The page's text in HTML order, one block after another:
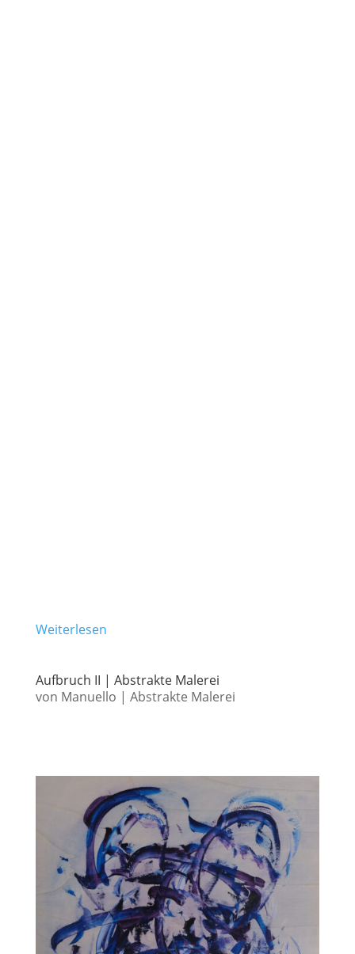
Weiterlesen
Aufbruch II | Abstrakte Malerei
von Manuello | Abstrakte Malerei